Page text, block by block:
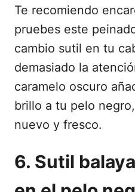
Te recomiendo
pruebes este
cambio sutil en tu
demasiado la
caramelo oscuro
brillo a tu pelo
nuevo y fresco.
6. Sutil